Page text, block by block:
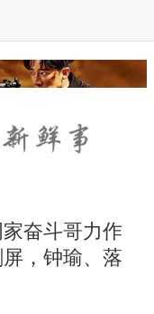
奋斗哥力作
屏，钟瑜、落